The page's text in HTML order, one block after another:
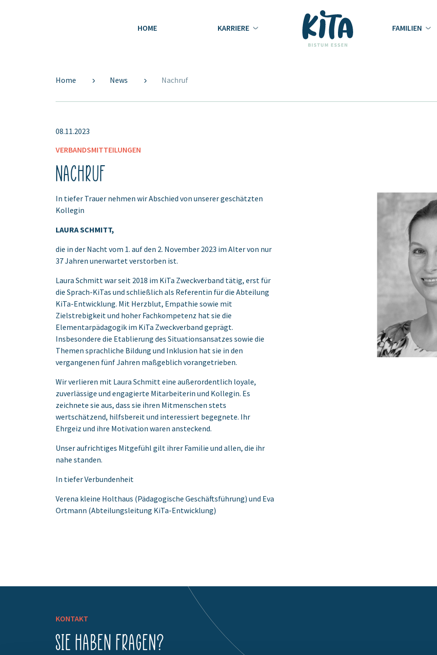
HOME KARRIERE FAMILIEN
Home News Nachruf
08.11.2023
VERBANDSMITTEILUNGEN
Nachruf
In tiefer Trauer nehmen wir Abschied von unserer geschätzten
Kollegin
LAURA SCHMITT,
die in der Nacht vom 1. auf den 2. November 2023 im Alter von nur
37 Jahren unerwartet verstorben ist.
Laura Schmitt war seit 2018 im KiTa Zweckverband tätig, erst für
die Sprach-KiTas und schließlich als Referentin für die Abteilung
KiTa-Entwicklung. Mit Herzblut, Empathie sowie mit
Zielstrebigkeit und hoher Fachkompetenz hat sie die
Elementarpädagogik im KiTa Zweckverband geprägt.
Insbesondere die Etablierung des Situationsansatzes sowie die
Themen sprachliche Bildung und Inklusion hat sie in den
vergangenen fünf Jahren maßgeblich vorangetrieben.
Wir verlieren mit Laura Schmitt eine außerordentlich loyale,
zuverlässige und engagierte Mitarbeiterin und Kollegin. Es
zeichnete sie aus, dass sie ihren Mitmenschen stets
wertschätzend, hilfsbereit und interessiert begegnete. Ihr
Ehrgeiz und ihre Motivation waren ansteckend.
Unser aufrichtiges Mitgefühl gilt ihrer Familie und allen, die ihr
nahe standen.
In tiefer Verbundenheit
Verena kleine Holthaus (Pädagogische Geschäftsführung) und Eva
Ortmann (Abteilungsleitung KiTa-Entwicklung)
KONTAKT
Sie haben Fragen?